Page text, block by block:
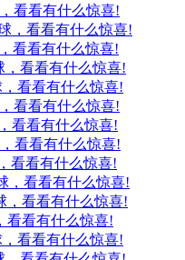
看看有什么惊喜!
，看看有什么惊喜!
看看有什么惊喜!
看看有什么惊喜!
看看有什么惊喜!
看看有什么惊喜!
看看有什么惊喜!
看看有什么惊喜!
看看有什么惊喜!
，看看有什么惊喜!
，看看有什么惊喜!
看看有什么惊喜!
看看有什么惊喜!